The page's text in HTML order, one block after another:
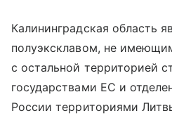
Калининградская область
полуэксклавом, не
с остальной территорией
государствами ЕС и
России территориями